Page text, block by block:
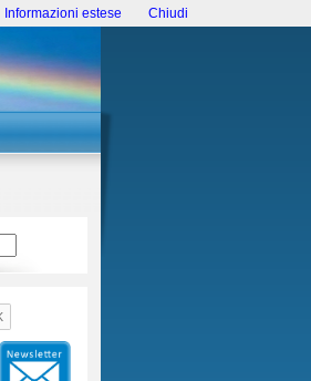
Informazioni estese Chiudi